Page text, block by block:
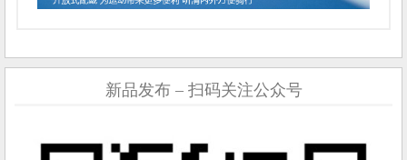
新品发布 – 扫码关注公众号